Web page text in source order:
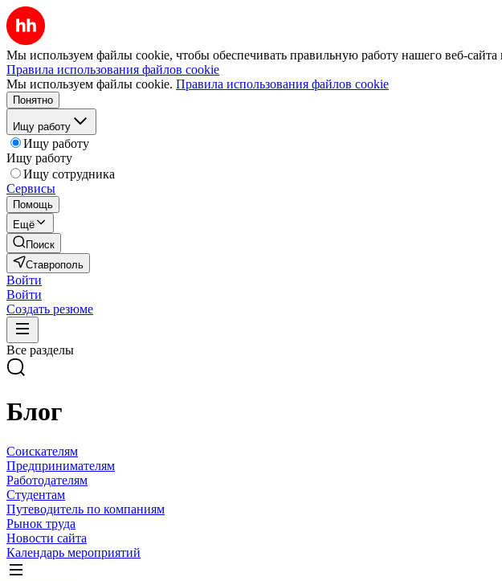
Мы используем файлы cookie, чтобы обеспечивать правильную работу нашего веб-сайта
Правила использования файлов cookie
Мы используем файлы cookie. Правила использования файлов cookie
Понятно
Ищу работу
Ищу работу
Ищу работу
Ищу сотрудника
Сервисы
Помощь
Ещё
Поиск
Ставрополь
Войти
Войти
Создать резюме
Все разделы
Блог
Соискателям
Предпринимателям
Работодателям
Студентам
Путеводитель по компаниям
Рынок труда
Новости сайта
Календарь мероприятий